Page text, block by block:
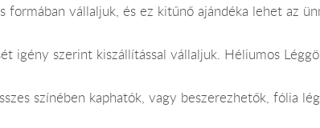
formában vállaljuk, és ez kitűnő ajándéka lehet az
igény szerint kiszállítással vállaljuk. Héliumos
színében kaphatók, vagy beszerezhetők, fólia